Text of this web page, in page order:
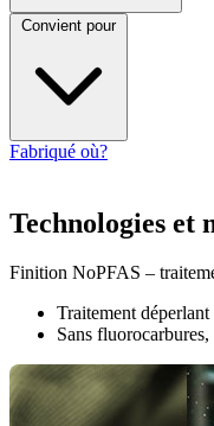
Convient pour
Fabriqué où?
Technologies et
Finition NoPFAS –
Traitement
Sans